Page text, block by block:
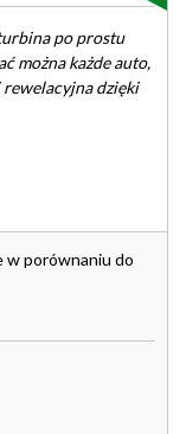
po prostu
można każde auto,
dzięki
w porównaniu do